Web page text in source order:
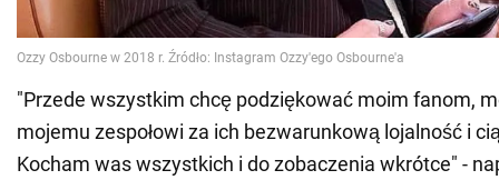
"Przede wszystkim chcę podziękować moim fanom,
mojemu zespołowi za ich bezwarunkową lojalność i
Kocham was wszystkich i do zobaczenia wkrótce" -